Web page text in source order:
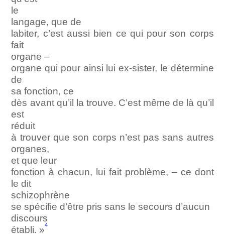
le
langage, que de
labiter, c’est aussi bien ce qui pour son corps
fait
organe –
organe qui pour ainsi lui ex-sister, le détermine
de
sa fonction, ce
dès avant qu’il la trouve. C’est même de là qu’il
est
réduit
à trouver que son corps n’est pas sans autres
organes,
et que leur
fonction à chacun, lui fait problème, – ce dont
le dit
schizophrène
se spécifie d’être pris sans le secours d’aucun
discours
établi. »4